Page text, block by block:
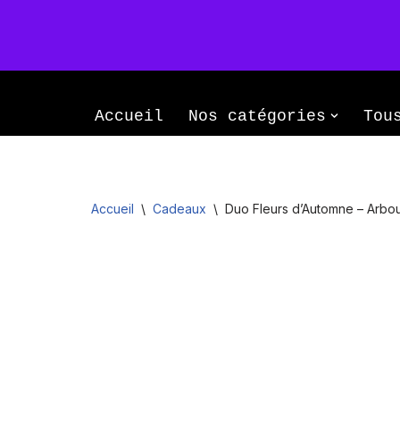
contenu
Accueil Nos catégories
Accueil \ Cadeaux \ Duo Fleurs d’Automne –